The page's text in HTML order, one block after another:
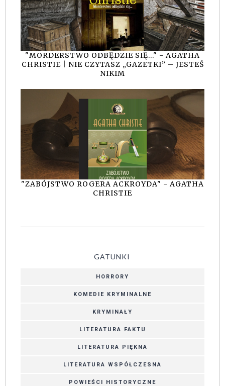
"MORDERSTWO ODBĘDZIE SIĘ..." - AGATHA
CHRISTIE | NIE CZYTASZ „GAZETKI” – JESTEŚ
NIKIM
"ZABÓJSTWO ROGERA ACKROYDA" - AGATHA
CHRISTIE
GATUNKI
HORRORY
KOMEDIE KRYMINALNE
KRYMINAŁY
LITERATURA FAKTU
LITERATURA PIĘKNA
LITERATURA WSPÓŁCZESNA
POWIEŚCI HISTORYCZNE